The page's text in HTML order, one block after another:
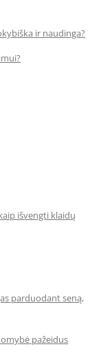
ir naudinga?
išvengti klaidų
parduodant seną,
pažeidus